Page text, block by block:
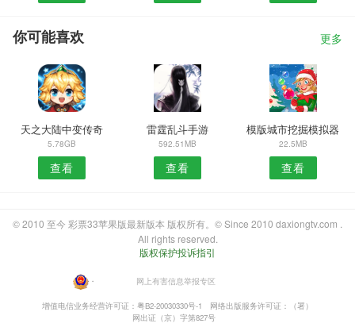
你可能喜欢 更多
天之大陆中变传奇
5.78GB
查看
雷霆乱斗手游
592.51MB
查看
模版城市挖掘模拟器
22.5MB
查看
© 2010 至今 彩票33苹果版最新版本 版权所有。© Since 2010 daxiongtv.com .
All rights reserved.
版权保护投诉指引
・ 网上有害信息举报专区
增值电信业务经营许可证：粤B2-20030330号-1
网络出版服务许可证：（署）
网出证（京）字第827号